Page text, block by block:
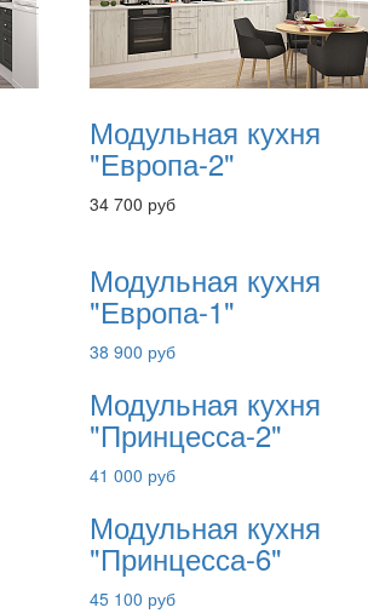
Модульная кухня
"Европа-2"
34 700 руб
Модульная кухня
"Европа-1"
38 900 руб
Модульная кухня
"Принцесса-2"
41 000 руб
Модульная кухня
"Принцесса-6"
45 100 руб